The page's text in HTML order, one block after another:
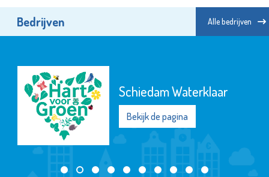
Bedrijven Alle bedrijven
Het Goed Schiedam
Bekijk de pagina